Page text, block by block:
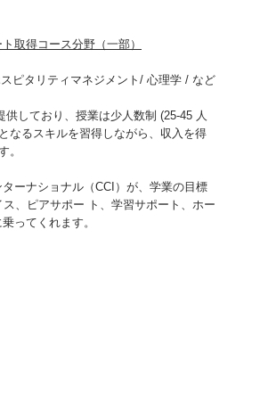
取得コース分野（一部）
ピタリティマネジメント/ 心理学 / など
しており、授業は少人数制 (25-45 人
なるスキルを習得しながら、収入を得
。
ーナショナル（CCI）が、学業の目標
、ピアサポー ト、学習サポート、ホー
ってくれます。